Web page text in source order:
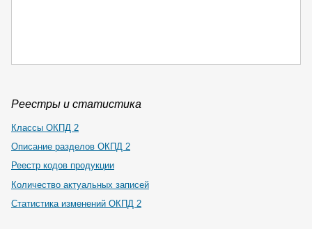
Реестры и статистика
Классы ОКПД 2
Описание разделов ОКПД 2
Реестр кодов продукции
Количество актуальных записей
Статистика изменений ОКПД 2